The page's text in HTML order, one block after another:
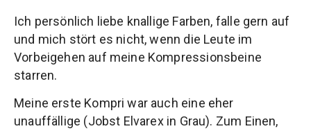
Ich persönlich liebe knallige Farben, falle gern auf
und mich stört es nicht, wenn die Leute im
Vorbeigehen auf meine Kompressionsbeine
starren.
Meine erste Kompri war auch eine eher
unauffällige (Jobst Elvarex in Grau). Zum Einen,